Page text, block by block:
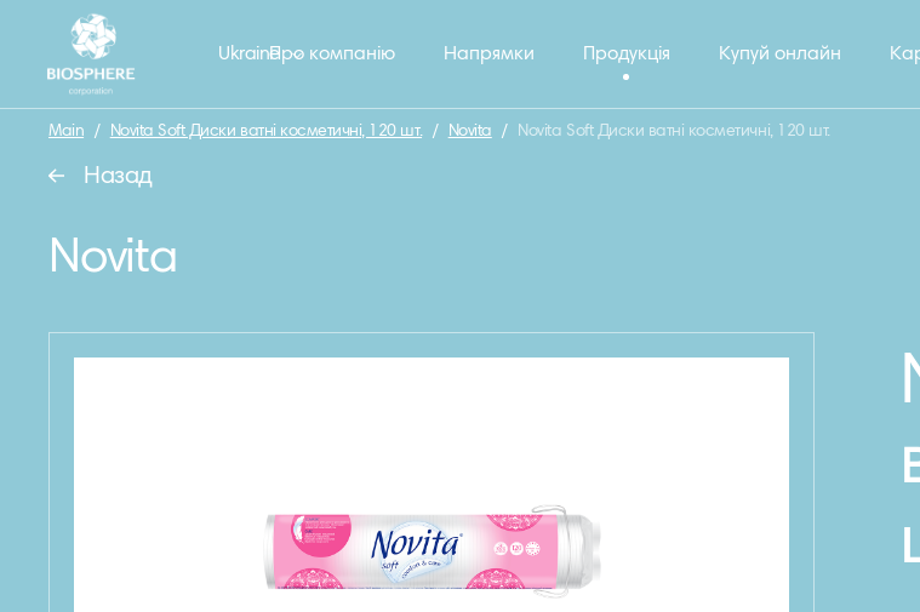
Про компанію Напрямки Продукція Купуй онлайн
Ukraine
Main / Novita Soft Диски ватні косметичні, 120 шт. / Novita / Novita Soft Диски ватні косметичні, 120 шт.
Назад
Novita